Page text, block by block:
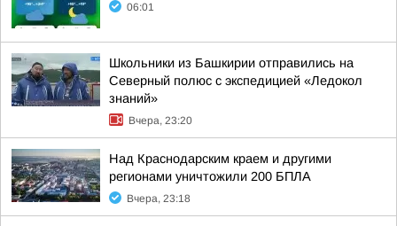
06:01
Школьники из Башкирии отправились на
Северный полюс с экспедицией «Ледокол
знаний»
Вчера, 23:20
Над Краснодарским краем и другими
регионами уничтожили 200 БПЛА
Вчера, 23:18